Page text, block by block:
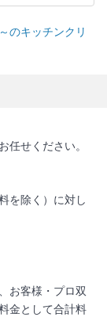
のキッチンクリ
任せください。
を除く）に対し
お客様・プロ双
金として合計料